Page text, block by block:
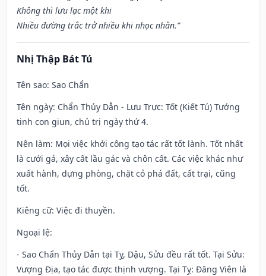
Không thì lưu lạc một khi
Nhiều đường trắc trở nhiều khi nhọc nhằn.”
Nhị Thập Bát Tú
Tên sao: Sao Chẩn
Tên ngày: Chẩn Thủy Dẫn - Lưu Trực: Tốt (Kiết Tú) Tướng
tinh con giun, chủ trị ngày thứ 4.
Nên làm: Mọi việc khởi công tạo tác rất tốt lành. Tốt nhất
là cưới gả, xây cất lầu gác và chôn cất. Các việc khác như
xuất hành, dựng phòng, chặt cỏ phá đất, cất trại, cũng
tốt.
Kiêng cữ: Việc đi thuyền.
Ngoại lệ:
- Sao Chẩn Thủy Dẫn tại Tỵ, Dậu, Sửu đều rất tốt. Tại Sửu:
Vượng Địa, tạo tác được thịnh vượng. Tại Tỵ: Đăng Viên là